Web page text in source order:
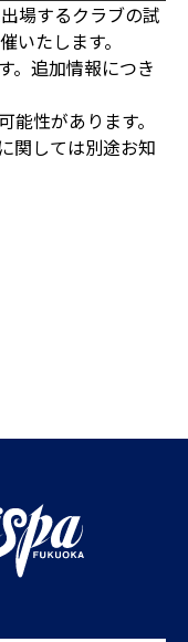
場するクラブの試
いたします。
。追加情報につき
性があります。
関しては別途お知